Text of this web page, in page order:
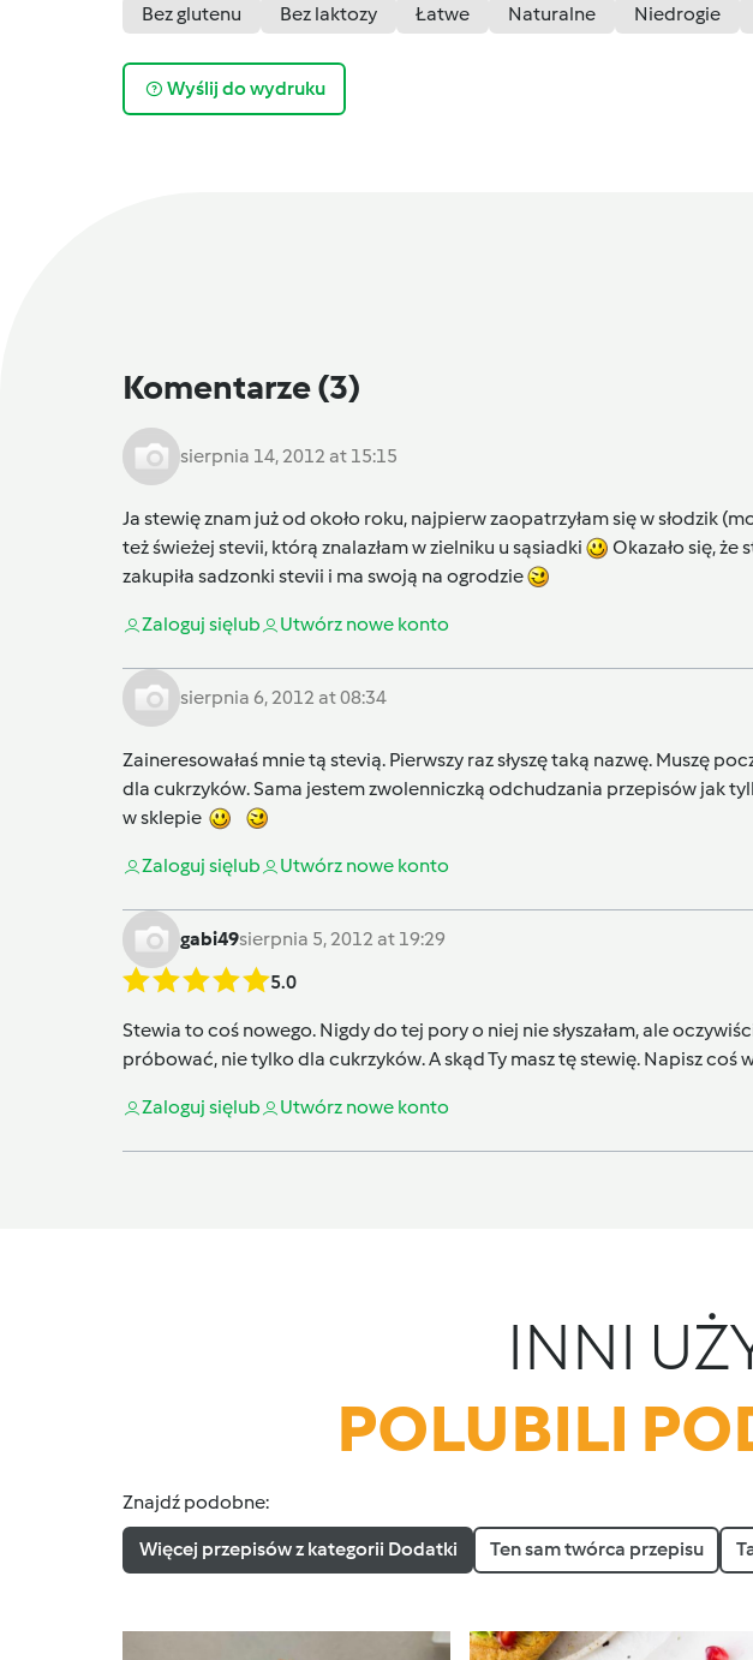
Bez glutenu
Bez laktozy Łatwe Naturalne Niedrogie
Wyślij do wydruku
Komentarze(3)
sierpnia 14, 2012 at 15:15
Ja stewię znam już od około roku, najpierw zaopatrzyłam się w słodzik
też świeżej stevii, którą znalazłam w zielniku u sąsiadki
Okazało się, że
zakupiła sadzonki stevii i ma swoją na ogrodzie
Zaloguj sięlub Utwórz nowe konto
sierpnia 6, 2012 at 08:34
Zaineresowałaś mnie tą stevią. Pierwszy raz słyszę taką nazwę. Muszę
dla cukrzyków. Sama jestem zwolenniczką odchudzania przepisów jak
w sklepie
Zaloguj sięlub Utwórz nowe konto
gabi49sierpnia 5, 2012 at 19:29
5.0
Stewia to coś nowego. Nigdy do tej pory o niej nie słyszałam, ale
próbować, nie tylko dla cukrzyków. A skąd Ty masz tę stewię. Napisz coś
Zaloguj sięlub Utwórz nowe konto
INNI
POLUBILI
Znajdź podobne:
Więcej przepisów z kategorii Dodatki Ten sam twórca przepisu